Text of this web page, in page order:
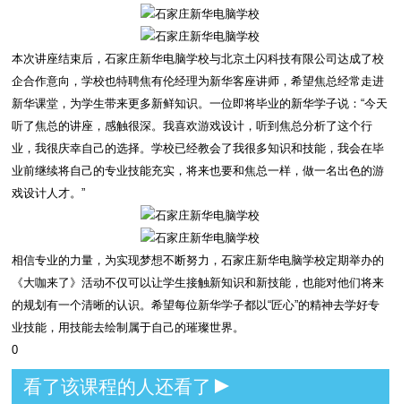
本次讲座结束后，石家庄新华电脑学校与北京土闪科技有限公司达成了校
企合作意向，学校也特聘焦有伦经理为新华客座讲师，希望焦总经常走进
新华课堂，为学生带来更多新鲜知识。一位即将毕业的新华学子说：“今天
听了焦总的讲座，感触很深。我喜欢游戏设计，听到焦总分析了这个行
业，我很庆幸自己的选择。学校已经教会了我很多知识和技能，我会在毕
业前继续将自己的专业技能充实，将来也要和焦总一样，做一名出色的游
戏设计人才。”
相信专业的力量，为实现梦想不断努力，石家庄新华电脑学校定期举办的
《大咖来了》活动不仅可以让学生接触新知识和新技能，也能对他们将来
的规划有一个清晰的认识。希望每位新华学子都以“匠心”的精神去学好专
业技能，用技能去绘制属于自己的璀璨世界。
0
看了该课程的人还看了